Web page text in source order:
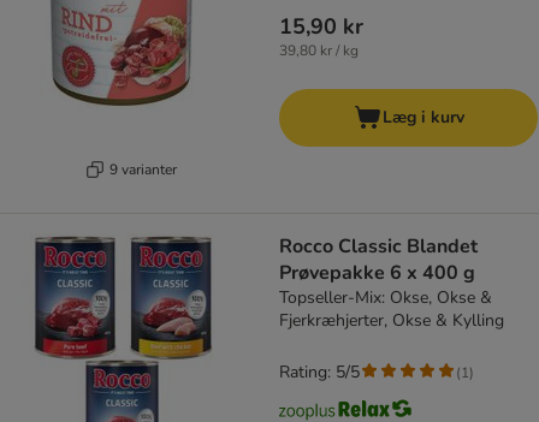
9 varianter
15,90 kr
39,80 kr / kg
Læg i kurv
Rocco Classic Blandet
Prøvepakke 6 x 400 g
Topseller-Mix: Okse, Okse &
Fjerkræhjerter, Okse & Kylling
Rating: 5/5 (1)